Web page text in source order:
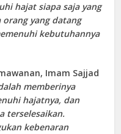
hajat siapa saja yang
yang datang
kebutuhannya
Imam Sajjad
memberinya
hajatnya, dan
terselesaikan.
kebenaran